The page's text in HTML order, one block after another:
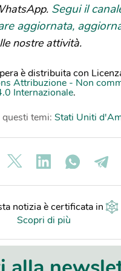
Segui il
aggiornata,
nostre attività.
è distribuita con
Attribuzione - Non
Internazionale.
temi: Stati Uniti
notizia è certificata in
Scopri di più